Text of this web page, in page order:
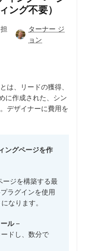
ング不要）
ターナー ジ
ョン
は、リードの獲得、
に作成された、シン
デザイナーに費用を
ングページを作
ジを構築する最
ラグインを使用
なります。
ル–
ドし、数分で